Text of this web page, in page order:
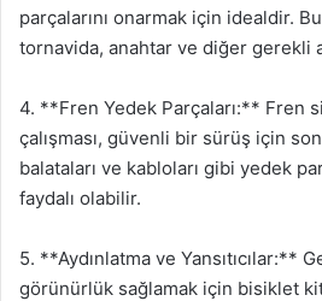
parçalarını onarmak için idealdir.
tornavida, anahtar ve diğer gerekli
4. **Fren Yedek Parçaları:** Fren
çalışması, güvenli bir sürüş için
balataları ve kabloları gibi yedek
faydalı olabilir.
5. **Aydınlatma ve Yansıtıcılar:**
görünürlük sağlamak için bisiklet